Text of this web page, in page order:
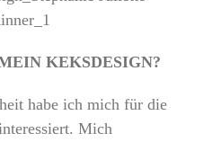
KEKSDESIGN?
habe ich mich für die
Mich